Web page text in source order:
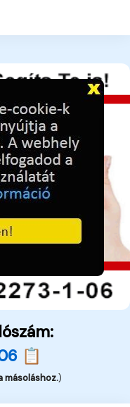
📋
másoláshoz.)